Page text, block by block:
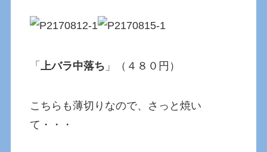
「 上バラ中落ち 」（４８０円）
こちらも薄切りなので、さっと焼い
て・・・